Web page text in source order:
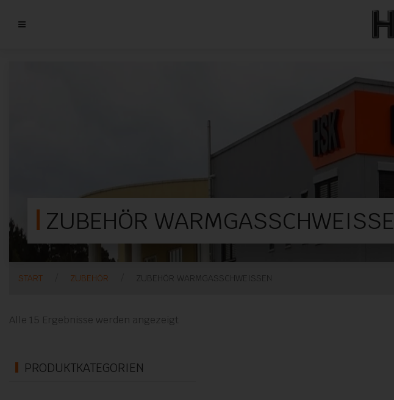
ZUBEHÖR WARMGASSCHWEISSEN
START ZUBEHÖR ZUBEHÖR WARMGASSCHWEISSEN
Alle 15 Ergebnisse werden angezeigt
PRODUKTKATEGORIEN